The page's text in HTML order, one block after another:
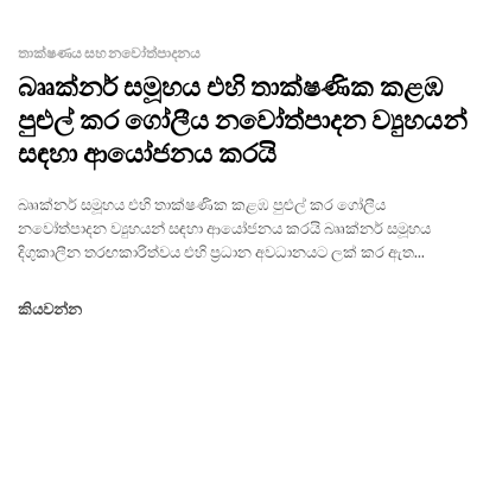
තාක්ෂණය සහ නවෝත්පාදනය
බෲක්නර් සමූහය එහි තාක්ෂණික කළඹ
පුළුල් කර ගෝලීය නවෝත්පාදන ව්‍යුහයන්
සඳහා ආයෝජනය කරයි
බෲක්නර් සමූහය එහි තාක්ෂණික කළඹ පුළුල් කර ගෝලීය
නවෝත්පාදන ව්‍යුහයන් සඳහා ආයෝජනය කරයි බෲක්නර් සමූහය
දිගුකාලීන තරඟකාරිත්වය එහි ප්‍රධාන අවධානයට ලක් කර ඇත...
කියවන්න